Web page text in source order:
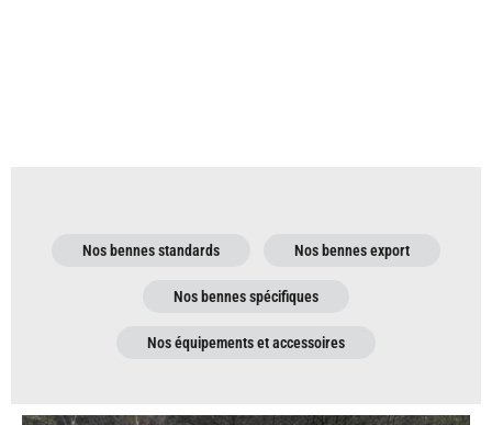
Nos bennes standards Nos bennes export
Nos bennes spécifiques
Nos équipements et accessoires